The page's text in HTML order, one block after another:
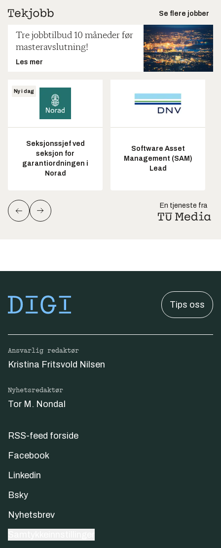
Se flere jobber
Tre jobbtilbud 10 måneder før
masteravslutning!
Les mer
Ny i dag
Seksjonssjef ved
seksjon for
garantiordningen i
Norad
Software Asset
Management (SAM)
Lead
En tjeneste fra
Tips oss
Ansvarlig redaktør
Kristina Fritsvold Nilsen
Nyhetsredaktør
Tor M. Nondal
RSS-feed forside
Facebook
Linkedin
Bsky
Nyhetsbrev